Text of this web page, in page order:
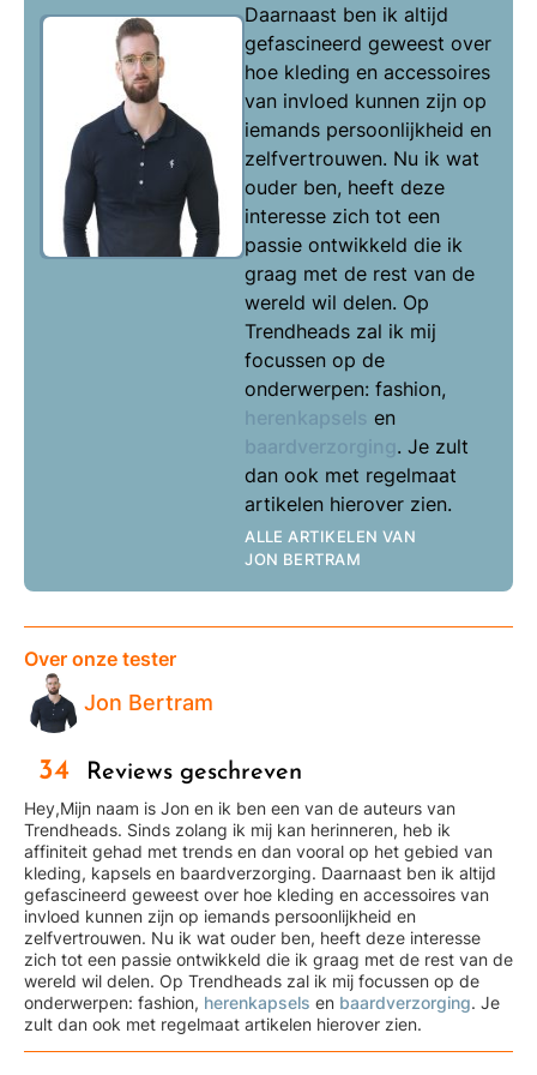
Daarnaast ben ik altijd
gefascineerd geweest over
hoe kleding en accessoires
van invloed kunnen zijn op
iemands persoonlijkheid en
zelfvertrouwen. Nu ik wat
ouder ben, heeft deze
interesse zich tot een
passie ontwikkeld die ik
graag met de rest van de
wereld wil delen. Op
Trendheads zal ik mij
focussen op de
onderwerpen: fashion,
herenkapsels en
baardverzorging. Je zult
dan ook met regelmaat
artikelen hierover zien.
ALLE ARTIKELEN VAN
JON BERTRAM
Over onze tester
Jon Bertram
34 Reviews geschreven
Hey,Mijn naam is Jon en ik ben een van de auteurs van
Trendheads. Sinds zolang ik mij kan herinneren, heb ik
affiniteit gehad met trends en dan vooral op het gebied van
kleding, kapsels en baardverzorging. Daarnaast ben ik altijd
gefascineerd geweest over hoe kleding en accessoires van
invloed kunnen zijn op iemands persoonlijkheid en
zelfvertrouwen. Nu ik wat ouder ben, heeft deze interesse
zich tot een passie ontwikkeld die ik graag met de rest van de
wereld wil delen. Op Trendheads zal ik mij focussen op de
onderwerpen: fashion, herenkapsels en baardverzorging. Je
zult dan ook met regelmaat artikelen hierover zien.